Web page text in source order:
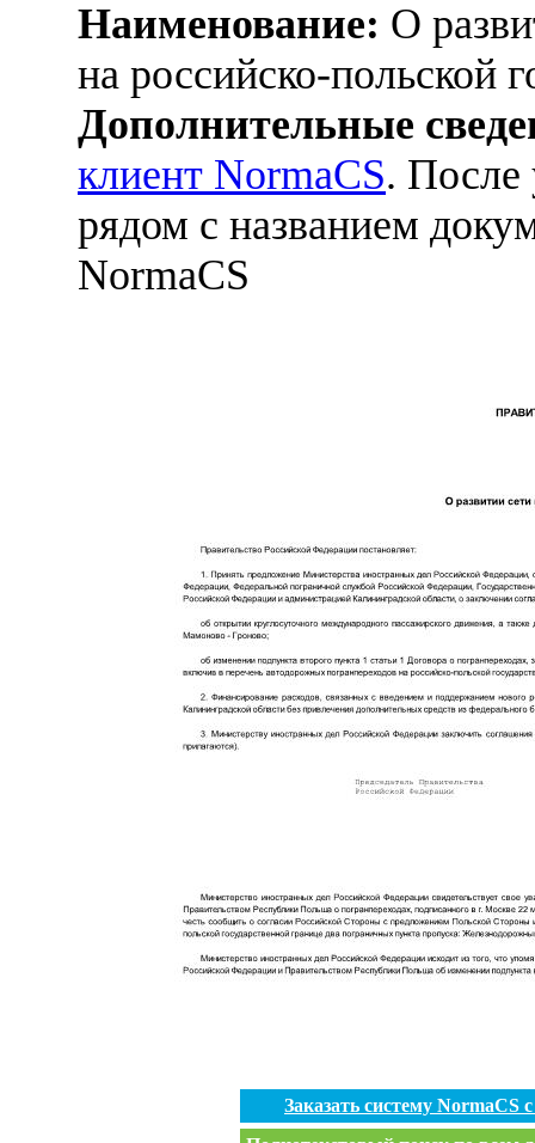
Наименование: О
на российско-польской
Дополнительные
клиент NormaCS. После
рядом с названием
NormaCS
Заказать систему